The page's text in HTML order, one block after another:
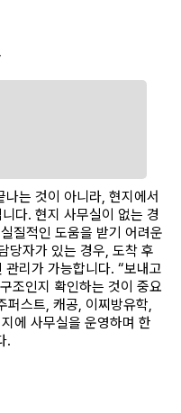
는 것이 아니라, 현지에서
다. 현지 사무실이 없는 경
질적인 도움을 받기 어려운
당자가 있는 경우, 도착 후
리가 가능합니다. “보내고
조인지 확인하는 것이 중요
퍼스트, 캐공, 이찌방유학,
에 사무실을 운영하며 한
.